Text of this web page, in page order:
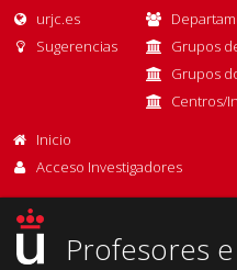
urjc.es
Sugerencias
Grupos
Grupos
Centros/
Inicio
Acceso Investigadores
Profesores